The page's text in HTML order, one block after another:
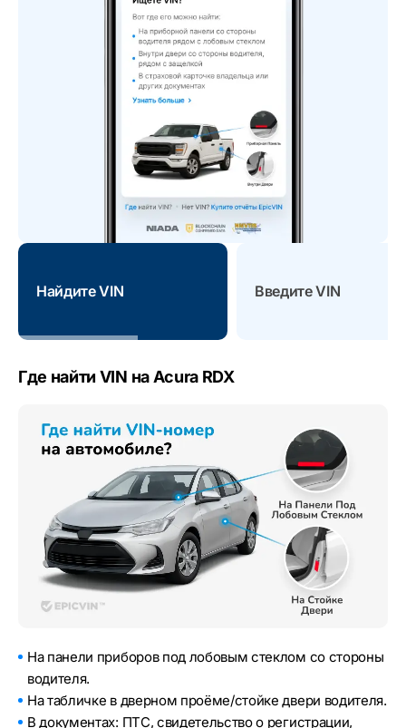
Найдите VIN Введите VIN
Где найти VIN на Acura RDX
На панели приборов под лобовым стеклом со стороны
водителя.
На табличке в дверном проёме/стойке двери водителя.
В документах: ПТС, свидетельство о регистрации,